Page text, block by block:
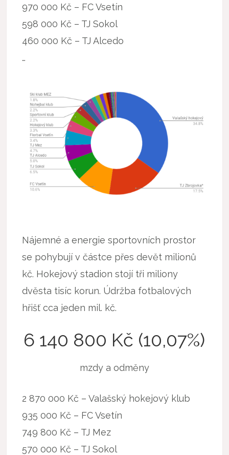
970 000 Kč – FC Vsetín
598 000 Kč – TJ Sokol
460 000 Kč – TJ Alcedo
…
Nájemné a energie sportovních prostor
se pohybují v částce přes devět milionů
kč. Hokejový stadion stojí tři miliony
dvěsta tisíc korun. Údržba fotbalových
hřišť cca jeden mil. kč.
6 140 800 Kč (10,07%)
mzdy a odměny
2 870 000 Kč – Valašský hokejový klub
935 000 Kč – FC Vsetín
749 800 Kč – TJ Mez
570 000 Kč – TJ Sokol